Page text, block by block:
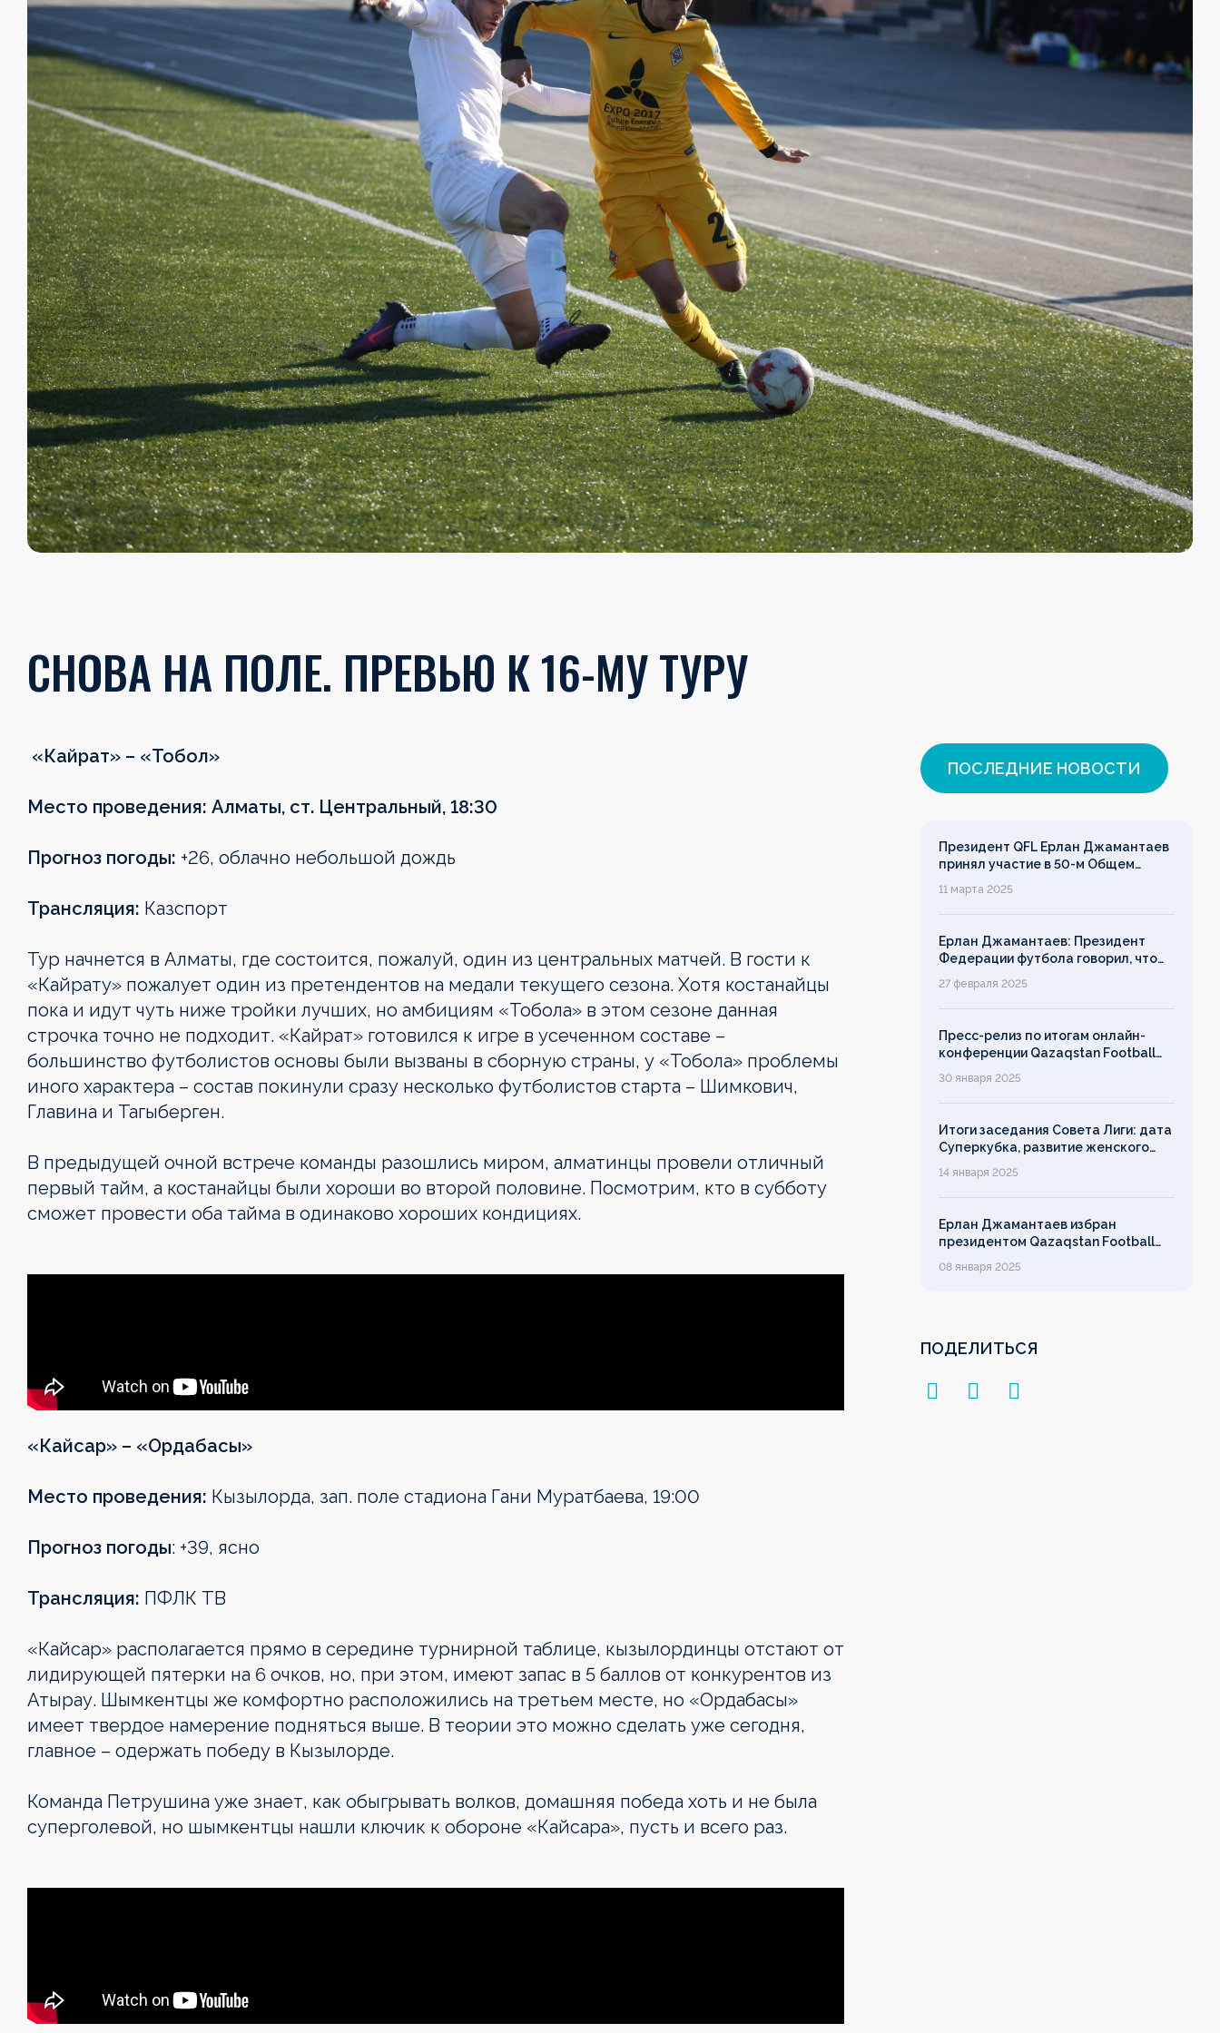
СНОВА НА ПОЛЕ. ПРЕВЬЮ К 16-МУ ТУРУ
«Кайрат» – «Тобол»
Место проведения: Алматы, ст. Центральный, 18:30
Прогноз погоды: +26, облачно небольшой дождь
Трансляция: Казспорт
Тур начнется в Алматы, где состоится, пожалуй, один из центральных матчей. В гости к
«Кайрату» пожалует один из претендентов на медали текущего сезона. Хотя костанайцы
пока и идут чуть ниже тройки лучших, но амбициям «Тобола» в этом сезоне данная
строчка точно не подходит. «Кайрат» готовился к игре в усеченном составе –
большинство футболистов основы были вызваны в сборную страны, у «Тобола» проблемы
иного характера – состав покинули сразу несколько футболистов старта – Шимкович,
Главина и Тагыберген.
В предыдущей очной встрече команды разошлись миром, алматинцы провели отличный
первый тайм, а костанайцы были хороши во второй половине. Посмотрим, кто в субботу
сможет провести оба тайма в одинаково хороших кондициях.
«Кайсар» – «Ордабасы»
Место проведения: Кызылорда, зап. поле стадиона Гани Муратбаева, 19:00
Прогноз погоды: +39, ясно
Трансляция: ПФЛК ТВ
«Кайсар» располагается прямо в середине турнирной таблице, кызылординцы отстают от
лидирующей пятерки на 6 очков, но, при этом, имеют запас в 5 баллов от конкурентов из
Атырау. Шымкентцы же комфортно расположились на третьем месте, но «Ордабасы»
имеет твердое намерение подняться выше. В теории это можно сделать уже сегодня,
главное – одержать победу в Кызылорде.
Команда Петрушина уже знает, как обыгрывать волков, домашняя победа хоть и не была
суперголевой, но шымкентцы нашли ключик к обороне «Кайсара», пусть и всего раз.
ПОСЛЕДНИЕ НОВОСТИ
Президент QFL Ерлан Джамантаев
принял участие в 50-м Общем
11 марта 2025
Ерлан Джамантаев: Президент
Федерации футбола говорил, что
слово ничего не значит!
27 февраля 2025
Пресс-релиз по итогам онлайн-
конференции Qazaqstan Football
30 января 2025
Итоги заседания Совета Лиги: дата
Суперкубка, развитие женского
14 января 2025
Ерлан Джамантаев избран
президентом Qazaqstan Football
08 января 2025
ПОДЕЛИТЬСЯ